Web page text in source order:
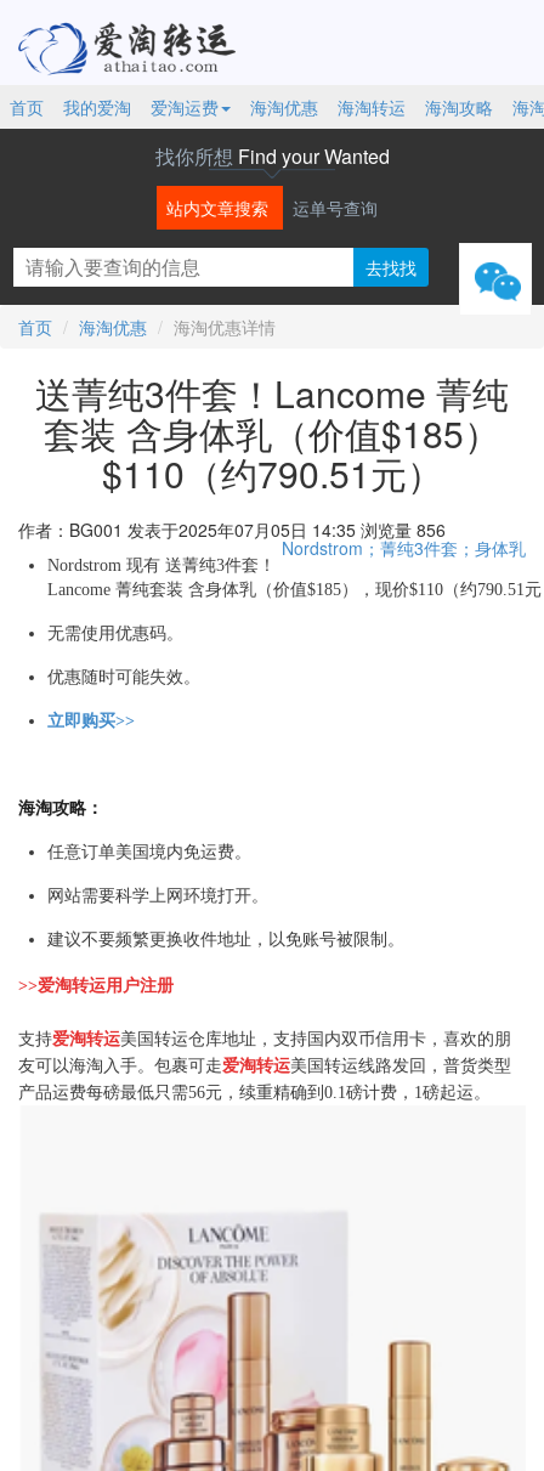
首页 我的爱淘 爱淘运费 海淘优惠 海淘转运 海淘攻略 海
找你所想 Find your Wanted
站内文章搜索 运单号查询
首页 海淘优惠 海淘优惠详情
送菁纯3件套！Lancome 菁纯
套装 含身体乳（价值$185）
$110（约790.51元）
作者：BG001 发表于2025年07月05日 14:35 浏览量 856
Nordstrom；菁纯3件套；身体乳
Nordstrom 现有 送菁纯3件套！
Lancome 菁纯套装 含身体乳（价值$185），现价$110（约790.51
无需使用优惠码。
优惠随时可能失效。
立即购买>>
海淘攻略：
任意订单美国境内免运费。
网站需要科学上网环境打开。
建议不要频繁更换收件地址，以免账号被限制。
>>爱淘转运用户注册
支持爱淘转运美国转运仓库地址，支持国内双币信用卡，喜欢的朋
友可以海淘入手。包裹可走爱淘转运美国转运线路发回，普货类型
产品运费每磅最低只需56元，续重精确到0.1磅计费，1磅起运。